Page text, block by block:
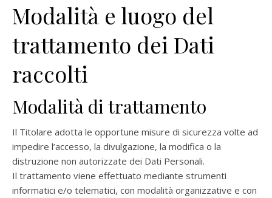
Modalità e luogo del
trattamento dei Dati
raccolti
Modalità di trattamento
Il Titolare adotta le opportune misure di sicurezza volte ad
impedire l’accesso, la divulgazione, la modifica o la
distruzione non autorizzate dei Dati Personali.
Il trattamento viene effettuato mediante strumenti
informatici e/o telematici, con modalità organizzative e con